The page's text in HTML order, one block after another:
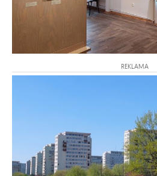
REKLAMA